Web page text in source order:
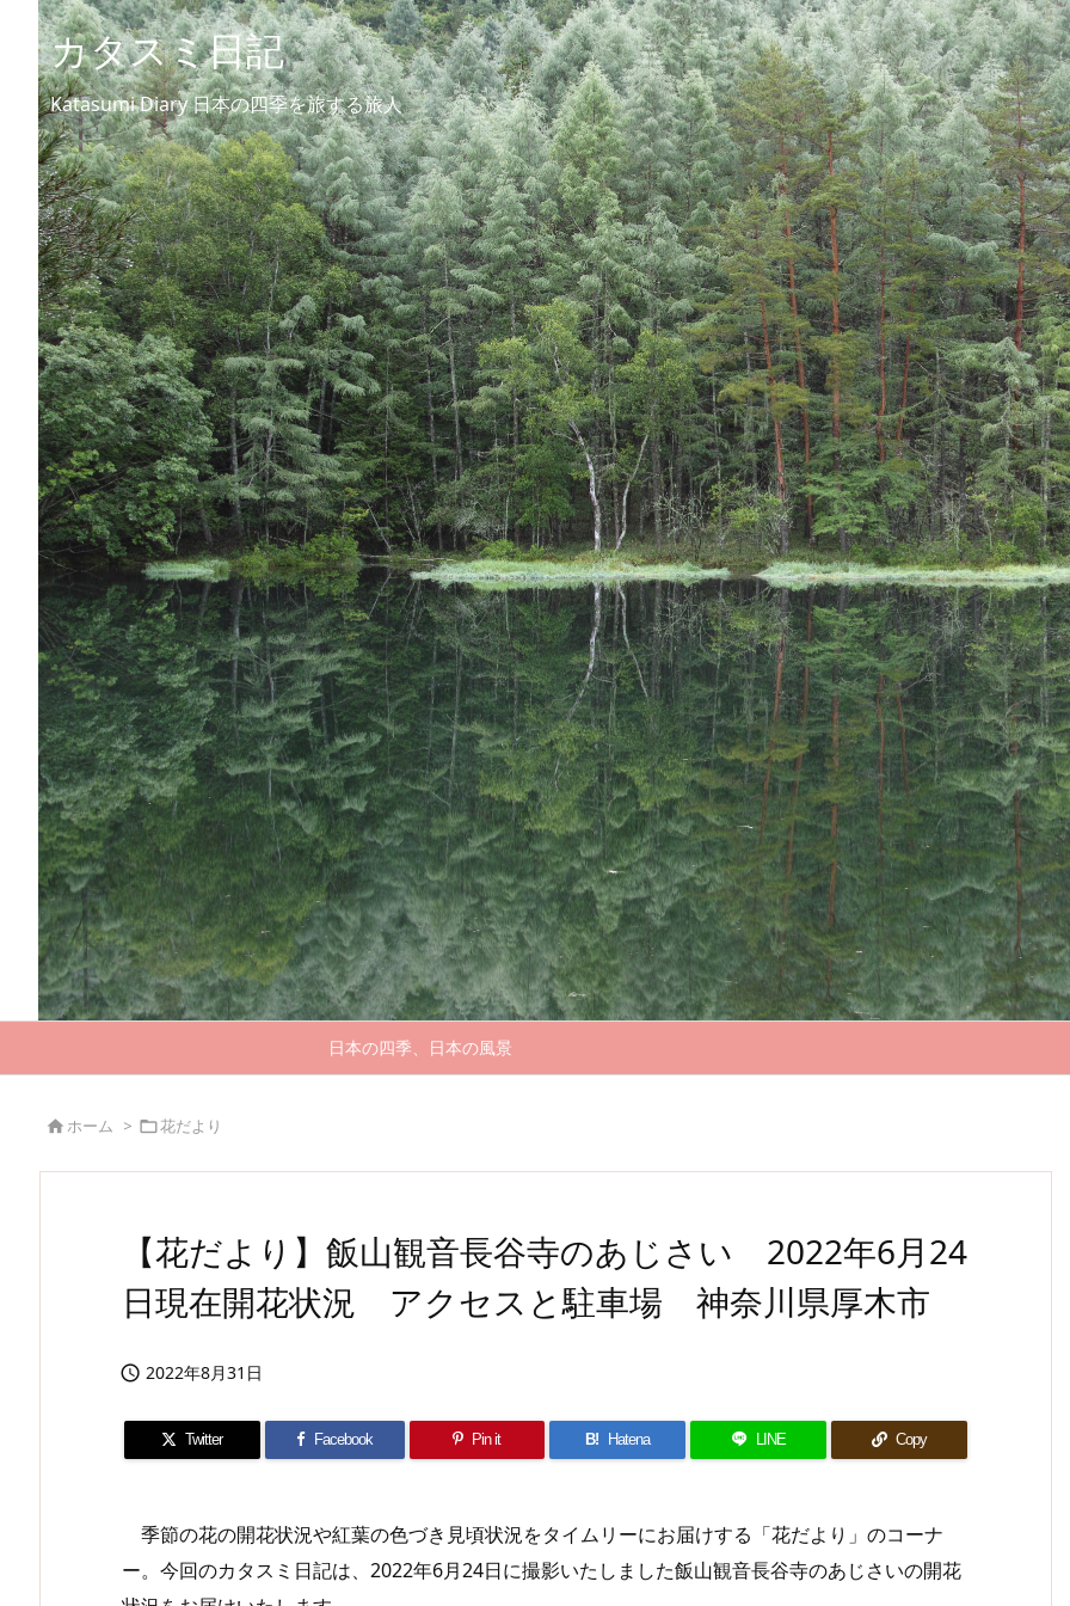
カタスミ日記
Katasumi Diary 日本の四季を旅する旅人
日本の四季、日本の風景
 ホーム > 花だより
【花だより】飯山観音長谷寺のあじさい 2022年6月24
日現在開花状況 アクセスと駐車場 神奈川県厚木市
 2022年8月31日
Twitter Facebook Pin it B! Hatena LINE Copy
季節の花の開花状況や紅葉の色づき見頃状況をタイムリーにお届けする「花だより」のコーナ
ー。今回のカタスミ日記は、2022年6月24日に撮影いたしました飯山観音長谷寺のあじさいの開花